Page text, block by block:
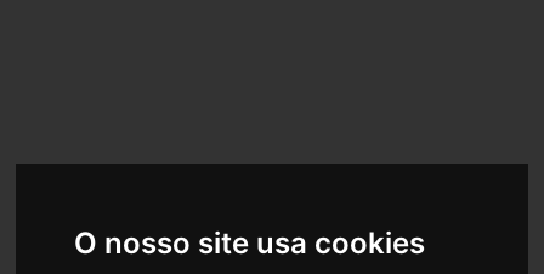
O nosso site usa cookies